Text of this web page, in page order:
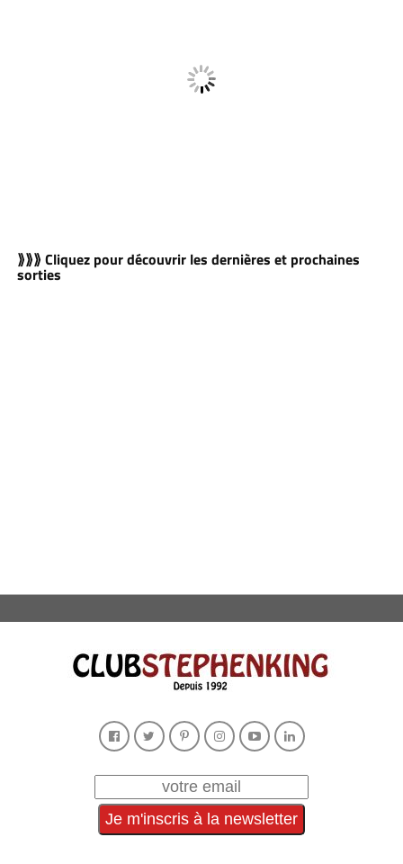
⟫⟫⟫ Cliquez pour découvrir les dernières et prochaines
sorties